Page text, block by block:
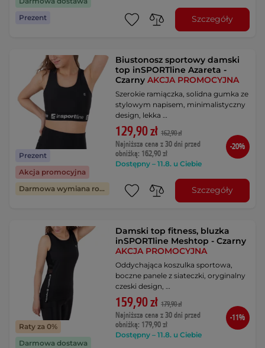
Prezent
Szczegóły
Prezent
Akcja promocyjna
Darmowa wymiana rozmiaru
Biustonosz sportowy damski
top inSPORTline Azareta -
CzarnyAKCJA PROMOCYJNA
Szerokie ramiączka, solidna gumka ze
stylowym napisem, minimalistyczny
design, lekka …
129,90 zł 162,90 zł
Najniższa cena z 30 dni przed
obniżką: 162,90 zł
Dostępny – 11.8. u Ciebie
-20%
Szczegóły
Raty za 0%
Darmowa dostawa
Damski top fitness, bluzka
inSPORTline Meshtop - Czarny
AKCJA PROMOCYJNA
Oddychająca koszulka sportowa,
boczne panele z siateczki, oryginalny
czeski design, …
159,90 zł 179,90 zł
Najniższa cena z 30 dni przed
obniżką: 179,90 zł
Dostępny – 11.8. u Ciebie
-11%